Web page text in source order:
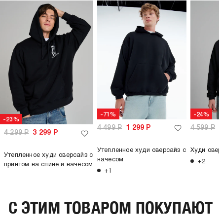
плотность материала,
-23%
4 299Р 3 299 Р
Утепленное худи оверсайз с
принтом на спине и начесом
-71%
4 499Р 1 299 Р
Утепленное худи оверсайз с
начесом
+1
-24%
4 599Р
Худи
+2
C ЭТИМ ТОВАРОМ ПОКУПАЮТ